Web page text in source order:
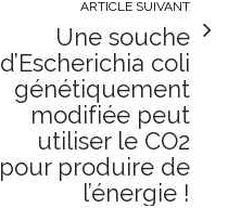
ARTICLE SUIVANT
Une souche
d’Escherichia coli
génétiquement
modifiée peut
utiliser le CO2
pour produire de
l’énergie !